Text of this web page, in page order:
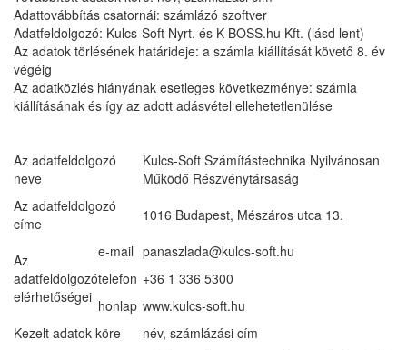
Adattovábbítás csatornái: számlázó szoftver
Adatfeldolgozó: Kulcs-Soft Nyrt. és K-BOSS.hu Kft. (lásd lent)
Az adatok törlésének határideje: a számla kiállítását követő 8. év
végéig
Az adatközlés hiányának esetleges következménye: számla
kiállításának és így az adott adásvétel ellehetetlenülése
Az adatfeldolgozó
neve
Kulcs-Soft Számítástechnika Nyilvánosan
Működő Részvénytársaság
Az adatfeldolgozó
címe
1016 Budapest, Mészáros utca 13.
Az
adatfeldolgozó
elérhetőségei
e-mail panaszlada@kulcs-soft.hu
telefon +36 1 336 5300
honlap www.kulcs-soft.hu
Kezelt adatok köre
név, számlázási cím